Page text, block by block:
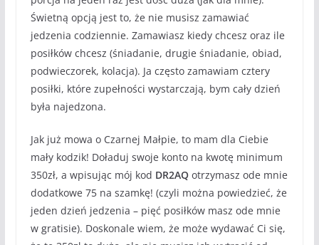
Świetną opcją jest to, że nie musisz zamawiać
jedzenia codziennie. Zamawiasz kiedy chcesz oraz ile
posiłków chcesz (śniadanie, drugie śniadanie, obiad,
podwieczorek, kolacja). Ja często zamawiam cztery
posiłki, które zupełności wystarczają, bym cały dzień
była najedzona.
Jak już mowa o Czarnej Małpie, to mam dla Ciebie
mały kodzik! Doładuj swoje konto na kwotę minimum
350zł, a wpisując mój kod DR2AQotrzymasz ode mnie
dodatkowe 75 na szamkę! (czyli można powiedzieć, że
jeden dzień jedzenia – pięć posiłków masz ode mnie
w gratisie). Doskonale wiem, że może wydawać Ci się,